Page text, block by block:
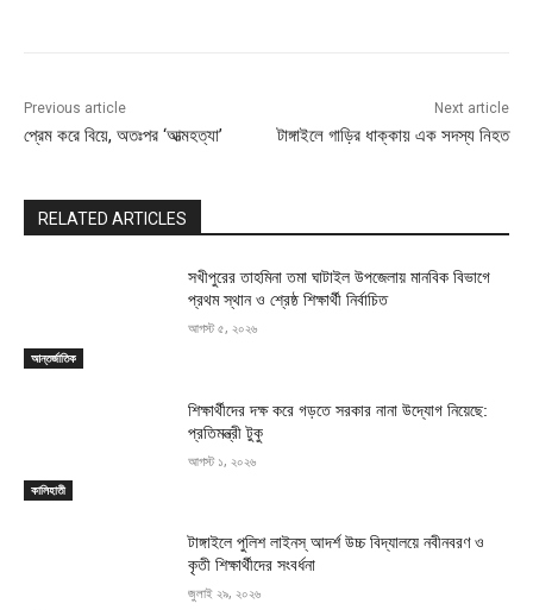
Previous article
প্রেম করে বিয়ে, অতঃপর ‘আত্মহত্যা’
Next article
টাঙ্গাইলে গাড়ির ধাক্কায় এক সদস্য নিহত
RELATED ARTICLES
আন্তর্জাতিক
সখীপুরের তাহমিনা তমা ঘাটাইল উপজেলায় মানবিক বিভাগে
প্রথম স্থান ও শ্রেষ্ঠ শিক্ষার্থী নির্বাচিত
আগস্ট ৫, ২০২৬
কালিহাতী
শিক্ষার্থীদের দক্ষ করে গড়তে সরকার নানা উদ্যোগ নিয়েছে:
প্রতিমন্ত্রী টুকু
আগস্ট ১, ২০২৬
টাঙ্গাইলে পুলিশ লাইনস্ আদর্শ উচ্চ বিদ্যালয়ে নবীনবরণ ও
কৃতী শিক্ষার্থীদের সংবর্ধনা
জুলাই ২৯, ২০২৬